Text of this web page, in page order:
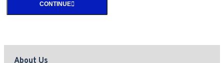
CONTINUE